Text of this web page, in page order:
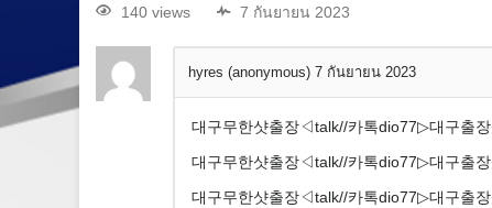
140 views 7 กันยายน 2023
hyres (anonymous) 7 กันยายน 2023
대구무한샷출장◁talk//카톡dio77▷대구출
대구무한샷출장◁talk//카톡dio77▷대구출
대구무한샷출장◁talk//카톡dio77▷대구출